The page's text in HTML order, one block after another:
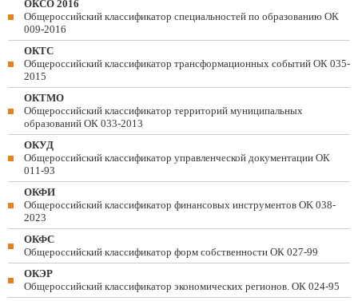
ОКСО 2016
Общероссийский классификатор специальностей по образованию ОК
009-2016
ОКТС
Общероссийский классификатор трансформационных событий ОК 035-
2015
ОКТМО
Общероссийский классификатор территорий муниципальных
образований ОК 033-2013
ОКУД
Общероссийский классификатор управленческой документации ОК
011-93
ОКФИ
Общероссийский классификатор финансовых инструментов OK 038-
2023
ОКФС
Общероссийский классификатор форм собственности ОК 027-99
ОКЭР
Общероссийский классификатор экономических регионов. ОК 024-95